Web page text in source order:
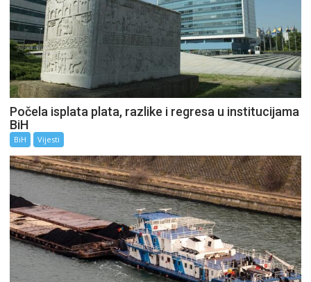
Počela isplata plata, razlike i regresa u institucijama
BiH
BiH Vijesti